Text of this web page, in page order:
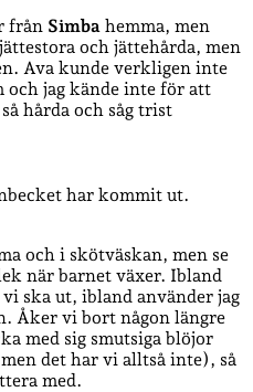
från Simba hemma, men
och jättehårda, men
Ava kunde verkligen inte
och jag kände inte för att
hårda och såg trist
har kommit ut.
och i skötväskan, men se
när barnet växer. Ibland
ska ut, ibland använder jag
Åker vi bort någon längre
med sig smutsiga blöjor
det har vi alltså inte), så
med.